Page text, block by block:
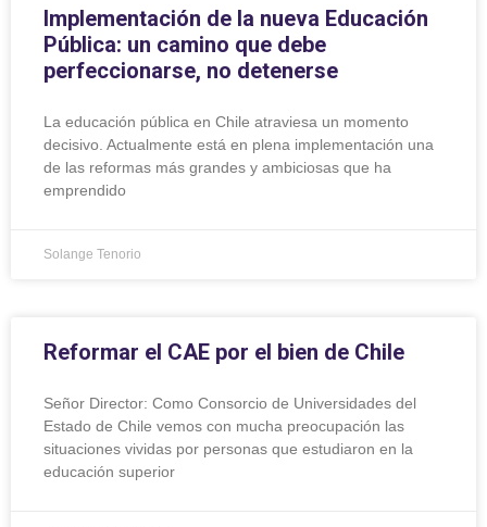
Implementación de la nueva Educación
Pública: un camino que debe
perfeccionarse, no detenerse
La educación pública en Chile atraviesa un momento
decisivo. Actualmente está en plena implementación una
de las reformas más grandes y ambiciosas que ha
emprendido
Solange Tenorio
Reformar el CAE por el bien de Chile
Señor Director: Como Consorcio de Universidades del
Estado de Chile vemos con mucha preocupación las
situaciones vividas por personas que estudiaron en la
educación superior